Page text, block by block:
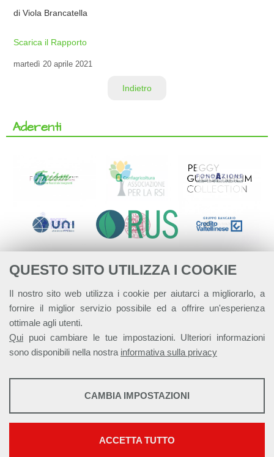
QUESTO SITO UTILIZZA I COOKIE
Il nostro sito web utilizza i cookie per aiutarci a migliorarlo, a
fornire il miglior servizio possibile ed a offrire un'esperienza
ottimale agli utenti.
Qui puoi cambiare le tue impostazioni. Ulteriori informazioni
sono disponibili nella nostra informativa sulla privacy
STATISTICHE
Mostra maggiori informazioni
CAMBIA IMPOSTAZIONI
ACCETTA TUTTO
di Viola Brancatella
Scarica il Rapporto
martedì 20 aprile 2021
Indietro
Aderenti
Alleanza Italiana per lo Sviluppo Sostenibile - ASviS